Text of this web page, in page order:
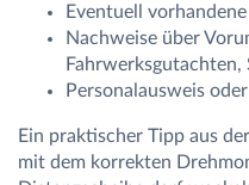
Eventuell
Nachweise über
Personalausweis
Ein praktischer Tipp aus
mit dem korrekten